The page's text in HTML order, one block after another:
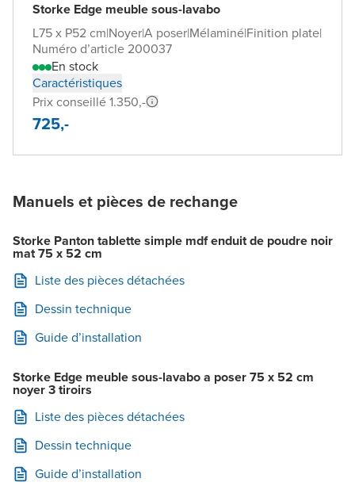
Storke Edge meuble sous-lavabo
L75 x P52 cm|Noyer|A poser|Mélaminé|Finition plate|
Numéro d’article 200037
En stock
Caractéristiques
Prix conseillé 1.350,-
725,-
Manuels et pièces de rechange
Storke Panton tablette simple mdf enduit de poudre noir
mat 75 x 52 cm
Liste des pièces détachées
Dessin technique
Guide d’installation
Storke Edge meuble sous-lavabo a poser 75 x 52 cm
noyer 3 tiroirs
Liste des pièces détachées
Dessin technique
Guide d’installation